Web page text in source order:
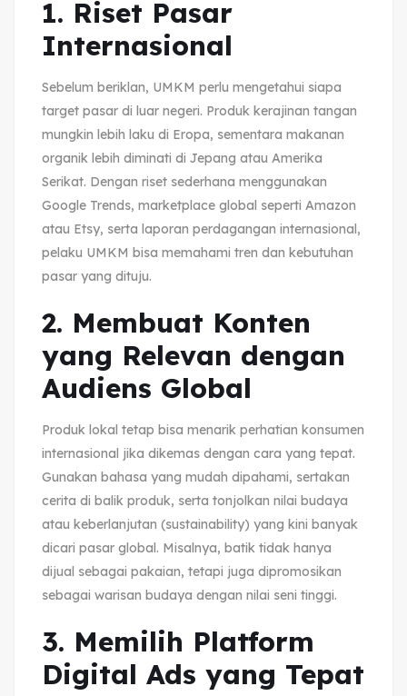
1. Riset Pasar
Internasional
Sebelum beriklan, UMKM perlu mengetahui siapa
target pasar di luar negeri. Produk kerajinan tangan
mungkin lebih laku di Eropa, sementara makanan
organik lebih diminati di Jepang atau Amerika
Serikat. Dengan riset sederhana menggunakan
Google Trends, marketplace global seperti Amazon
atau Etsy, serta laporan perdagangan internasional,
pelaku UMKM bisa memahami tren dan kebutuhan
pasar yang dituju.
2. Membuat Konten
yang Relevan dengan
Audiens Global
Produk lokal tetap bisa menarik perhatian konsumen
internasional jika dikemas dengan cara yang tepat.
Gunakan bahasa yang mudah dipahami, sertakan
cerita di balik produk, serta tonjolkan nilai budaya
atau keberlanjutan (sustainability) yang kini banyak
dicari pasar global. Misalnya, batik tidak hanya
dijual sebagai pakaian, tetapi juga dipromosikan
sebagai warisan budaya dengan nilai seni tinggi.
3. Memilih Platform
Digital Ads yang Tepat